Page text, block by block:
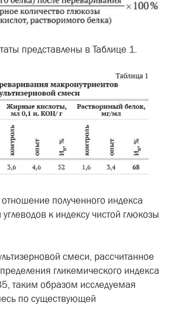
представлены в Таблице 1.
полученного индекса
к индексу чистой глюкозы
смеси, рассчитанное
гликемического индекса
таким образом исследуемая
по существующей